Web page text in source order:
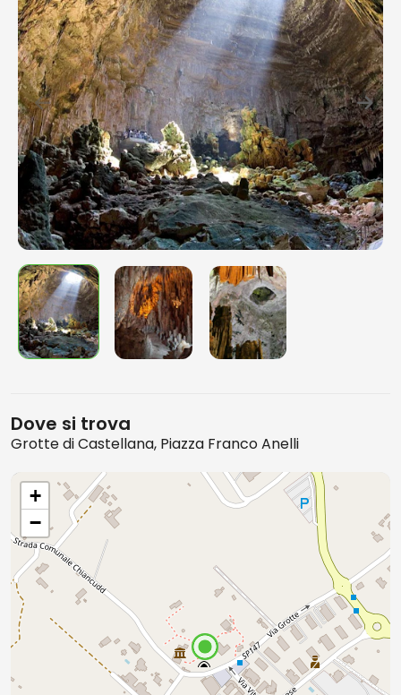
Dove si trova
Grotte di Castellana, Piazza Franco Anelli
+
−